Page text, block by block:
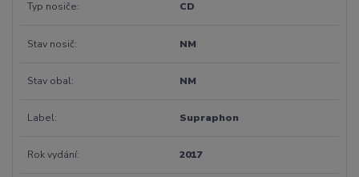
Typ nosiče CD
Stav nosič NM
Stav obal NM
Label Supraphon
Rok vydání 2017